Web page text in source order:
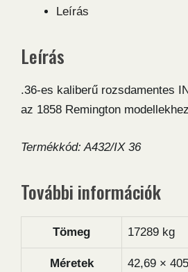
Leírás
Leírás
.36-es kaliberű rozsdamentes
az 1858 Remington
Termékkód: A432/IX 36
További információk
Tömeg 17289 kg
Méretek 42,69 ×